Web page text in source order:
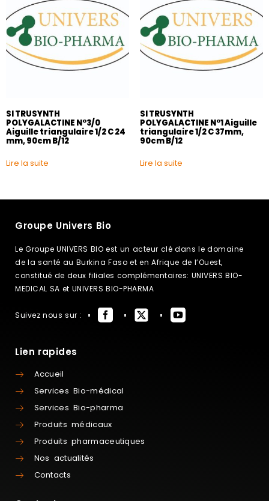
SI TRUSYNTH
POLYGALACTINE N°3/0
Aiguille triangulaire 1/2 C 24
mm, 90cm B/12
Lire la suite
SI TRUSYNTH
POLYGALACTINE N°1 Aiguille
triangulaire 1/2 C 37mm,
90cm B/12
Lire la suite
Groupe Univers Bio
Le Groupe UNIVERS BIO est un acteur clé dans le domaine
de la santé au Burkina Faso et en Afrique de l’Ouest,
constitué de deux filiales complémentaires: UNIVERS BIO-
MEDICAL SA et UNIVERS BIO-PHARMA
Suivez nous sur :
Lien rapides
Accueil
Services Bio-médical
Services Bio-pharma
Produits médicaux
Produits pharmaceutiques
Nos actualités
Contacts